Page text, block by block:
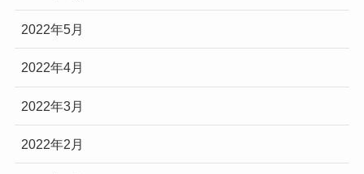
2022年5月
2022年4月
2022年3月
2022年2月